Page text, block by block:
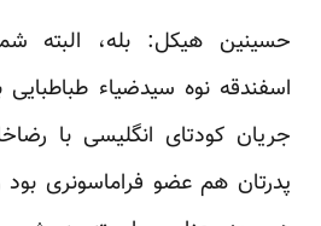
حسینین هیکل: بله، البته
اسفندقه نوه سیدضیاء طباطبایی
جریان کودتای انگلیسی با
پدرتان هم عضو فراماسونری بود